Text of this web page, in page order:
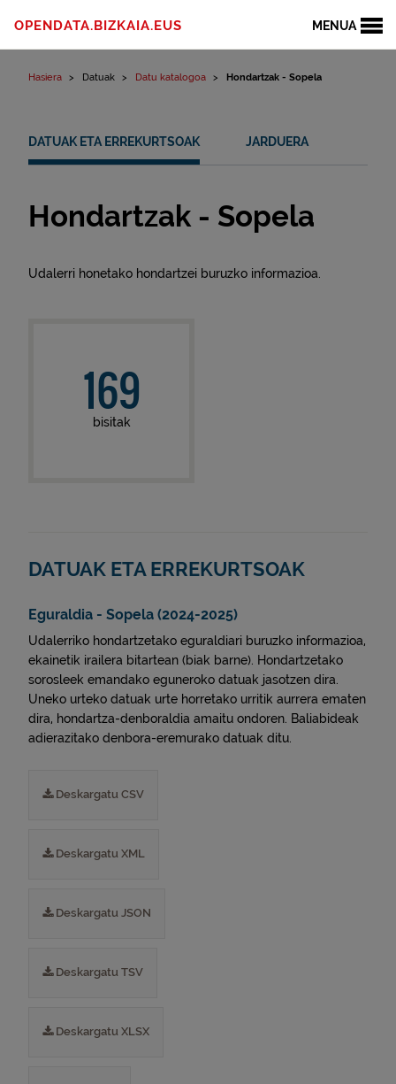
MENUA
OPENDATA.BIZKAIA.EUS
Hasiera Datuak Datu katalogoa Hondartzak - Sopela
DATUAK ETA ERREKURTSOAK JARDUERA
Hondartzak - Sopela
Udalerri honetako hondartzei buruzko informazioa.
169
bisitak
DATUAK ETA ERREKURTSOAK
Eguraldia - Sopela (2024-2025)
Udalerriko hondartzetako eguraldiari buruzko informazioa,
ekainetik irailera bitartean (biak barne). Hondartzetako
sorosleek emandako eguneroko datuak jasotzen dira.
Uneko urteko datuak urte horretako urritik aurrera ematen
dira, hondartza-denboraldia amaitu ondoren. Baliabideak
adierazitako denbora-eremurako datuak ditu.
Deskargatu CSV
Deskargatu XML
Deskargatu JSON
Deskargatu TSV
Deskargatu XLSX